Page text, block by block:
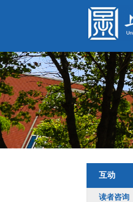
导航
首页
互动
读者咨询